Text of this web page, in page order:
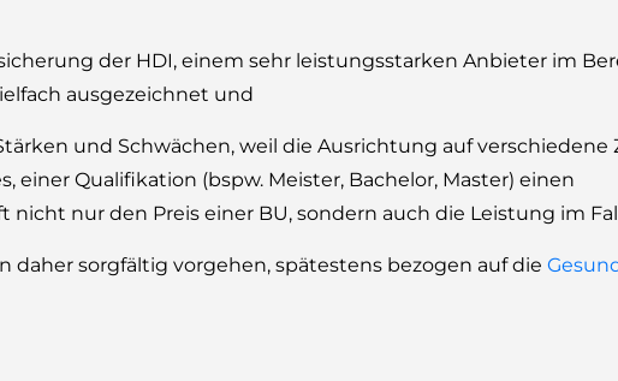
der HDI, einem sehr leistungsstarken Anbieter im
ausgezeichnet und
und Schwächen, weil die Ausrichtung auf verschiedene
Qualifikation (bspw. Meister, Bachelor, Master) einen
nur den Preis einer BU, sondern auch die Leistung im
daher sorgfältig vorgehen, spätestens bezogen auf die